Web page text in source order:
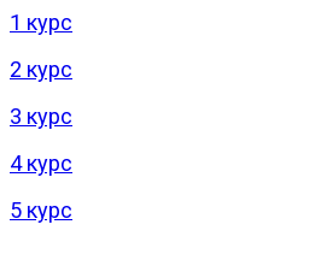
1 курс
2 курс
3 курс
4 курс
5 курс